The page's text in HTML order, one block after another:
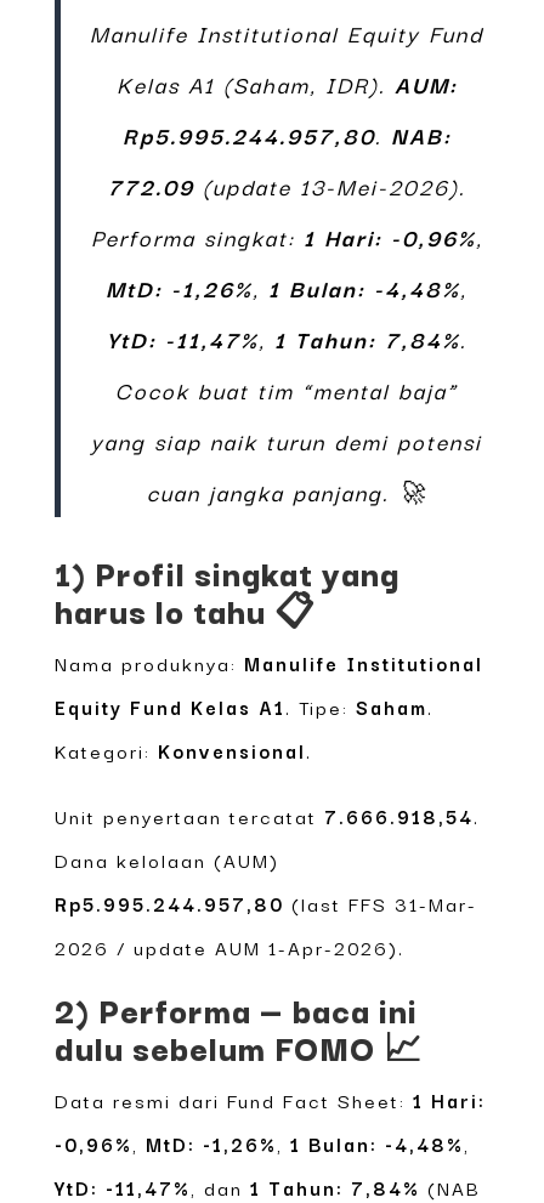
Manulife Institutional Equity Fund
Kelas A1 (Saham, IDR). AUM:
Rp5.995.244.957,80. NAB:
772.09(update 13-Mei-2026).
Performa singkat: 1 Hari: -0,96%,
MtD: -1,26%, 1 Bulan: -4,48%,
YtD: -11,47%, 1 Tahun: 7,84%.
Cocok buat tim “mental baja”
yang siap naik turun demi potensi
cuan jangka panjang. 🚀
1) Profil singkat yang
harus lo tahu 📋
Nama produknya: Manulife Institutional
Equity Fund Kelas A1. Tipe: Saham.
Kategori: Konvensional.
Unit penyertaan tercatat 7.666.918,54.
Dana kelolaan (AUM)
Rp5.995.244.957,80 (last FFS 31-Mar-
2026 / update AUM 1-Apr-2026).
2) Performa — baca ini
dulu sebelum FOMO 📈
Data resmi dari Fund Fact Sheet: 1 Hari:
-0,96%
MtD: -1,26% 1 Bulan: -4,48%
YtD: -11,47% , dan 1 Tahun: 7,84% (NAB